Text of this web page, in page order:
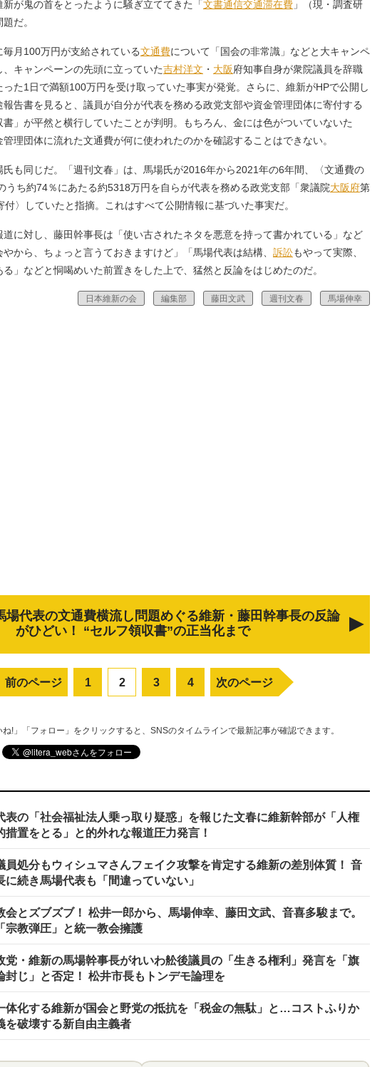
が鬼の首をとったように騒ぎ立ててきた「文書通信交通滞在費 」（現・調査研
だ。
毎月100万円が支給されている文通費について「国会の非常識」などと大キャンペ
キャンペーンの先頭に立っていた吉村洋文 ・ 大阪府知事自身が衆院議員を辞職
った1日で満額100万円を受け取っていた事実が発覚。さらに、維新がHPで公開し
報告書を見ると、議員が自分が代表を務める政党支部や資金管理団体に寄付する
書」が平然と横行していたことが判明。もちろん、金には色がついていないた
理団体に流れた文通費が何に使われたのかを確認することはできない。
も同じだ。「週刊文春」は、馬場氏が2016年から2021年の6年間、〈文通費の
うち約74％にあたる約5318万円を自らが代表を務める政党支部「衆議院大阪府第
付〉していたと指摘。これはすべて公開情報に基づいた事実だ。
に対し、藤田幹事長は「使い古されたネタを悪意を持って書かれている」など
から、ちょっと言うておきますけど」「馬場代表は結構、 訴訟もやって実際、
」などと恫喝めいた前置きをした上で、猛然と反論をはじめたのだ。
日本維新の会 編集部 藤田文武 週刊文春 馬場伸幸
場代表の文通費横流し問題めぐる維新・藤田幹事長の反論
がひどい！ “セルフ領収書”の正当化まで
前のページ 1 2 3 4 次のページ
ね!」「フォロー」をクリックすると、SNSのタイムラインで最新記事が確認できます。
表の「社会福祉法人乗っ取り疑惑」を報じた文春に維新幹部が「人権
措置をとる」と的外れな報道圧力発言！
員処分もウィシュマさんフェイク攻撃を肯定する維新の差別体質！ 音
に続き馬場代表も「間違っていない」
会とズブズブ！ 松井一郎から、馬場伸幸、藤田文武、音喜多駿まで。
宗教弾圧」と統一教会擁護
党・維新の馬場幹事長がれいわ舩後議員の「生きる権利」発言を「旗
封じ」と否定！ 松井市長もトンデモ論理を
体化する維新が国会と野党の抵抗を「税金の無駄」と…コストふりか
を破壊する新自由主義者